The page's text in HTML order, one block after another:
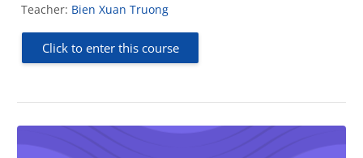
Teacher: Bien Xuan Truong
Click to enter this course